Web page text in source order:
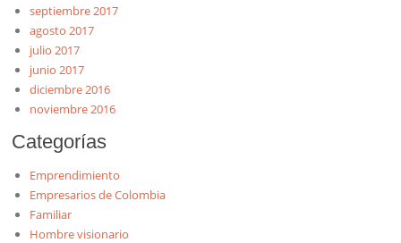
septiembre 2017
agosto 2017
julio 2017
junio 2017
diciembre 2016
noviembre 2016
Categorías
Emprendimiento
Empresarios de Colombia
Familiar
Hombre visionario